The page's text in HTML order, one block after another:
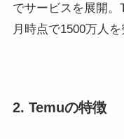
でサービスを展開。
月時点で1500万人を
2. Temuの特徴